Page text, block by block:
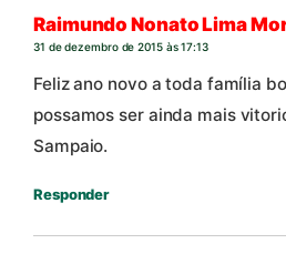
Raimundo Nonato Lima
31 de dezembro de 2015 às 17:13
Feliz ano novo a toda família
possamos ser ainda mais
Sampaio.
Responder